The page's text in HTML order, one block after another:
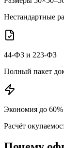
Нестандартные
44-ФЗ и 223-ФЗ
Полный пакет
Экономия до 60%
Расчёт